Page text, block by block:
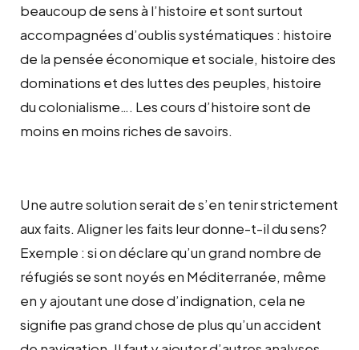
beaucoup de sens à l’histoire et sont surtout
accompagnées d’oublis systématiques : histoire
de la pensée économique et sociale, histoire des
dominations et des luttes des peuples, histoire
du colonialisme…. Les cours d’histoire sont de
moins en moins riches de savoirs.
Une autre solution serait de s’en tenir strictement
aux faits. Aligner les faits leur donne-t-il du sens?
Exemple : si on déclare qu’un grand nombre de
réfugiés se sont noyés en Méditerranée, même
en y ajoutant une dose d’indignation, cela ne
signifie pas grand chose de plus qu’un accident